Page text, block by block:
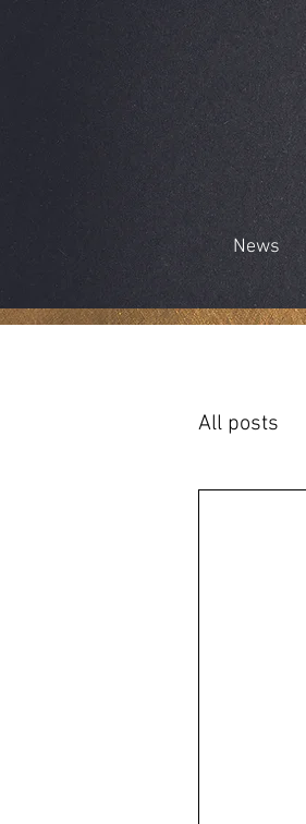
News
All posts